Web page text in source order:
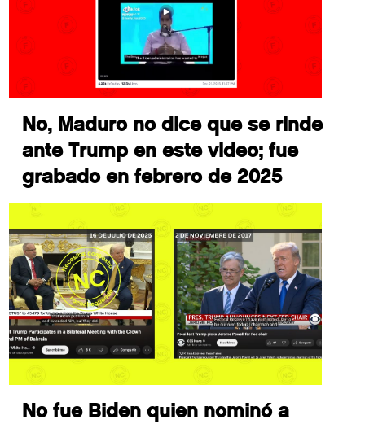
No, Maduro no dice que se rinde
ante Trump en este video; fue
grabado en febrero de 2025
No fue Biden quien nominó a